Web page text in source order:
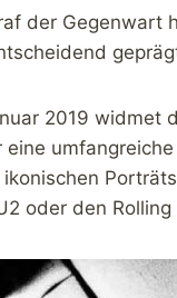
der Gegenwart
2019 widmet
eine
oder den